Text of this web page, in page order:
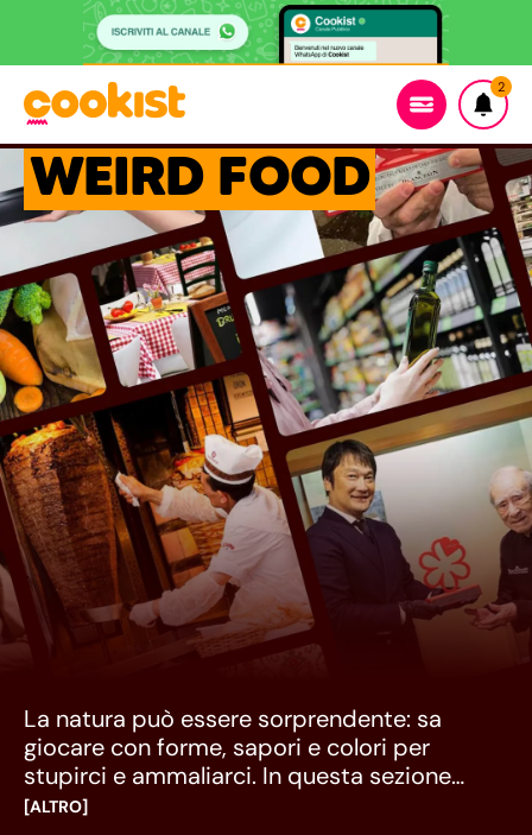
2
WEIRD FOOD
La natura può essere sorprendente: sa
giocare con forme, sapori e colori per
stupirci e ammaliarci. In questa sezione
troverete tutto quello che il territorio ci offre
[ALTRO]